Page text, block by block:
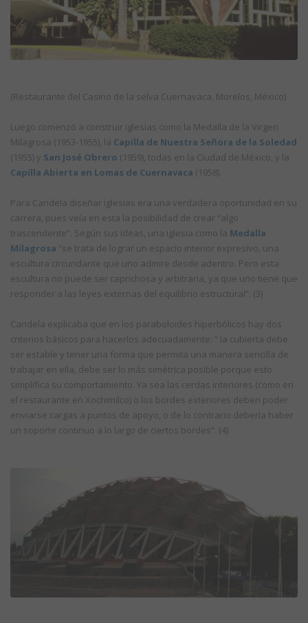
(Restaurante del Casino de la selva Cuernavaca, Morelos, México)
Luego comenzó a construir iglesias como la Medalla de la Virgen
Milagrosa (1953-1955), la Capilla de Nuestra Señora de la Soledad
(1955) y San José Obrero (1959), todas en la Ciudad de México, y la
Capilla Abierta en Lomas de Cuernavaca (1958).
Para Candela diseñar iglesias era una verdadera oportunidad en su
carrera, pues veía en esta la posibilidad de crear “algo
trascendente”. Según sus ideas, una iglesia como la Medalla
Milagrosa “se trata de lograr un espacio interior expresivo, una
escultura circundante que uno admire desde adentro. Pero esta
escultura no puede ser caprichosa y arbitraria, ya que uno tiene que
responder a las leyes externas del equilibrio estructural”. (3)
Candela explicaba que en los paraboloides hiperbólicos hay dos
criterios básicos para hacerlos adecuadamente: ” la cubierta debe
ser estable y tener una forma que permita una manera sencilla de
trabajar en ella, debe ser lo más simétrica posible porque esto
simplifica su comportamiento. Ya sea las cerdas interiores (como en
el restaurante en Xochimilco) o los bordes exteriores deben poder
enviarse cargas a puntos de apoyo, o de lo contrario debería haber
un soporte continuo a lo largo de ciertos bordes”. (4)